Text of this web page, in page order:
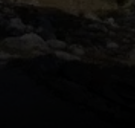
© Hubert Weber